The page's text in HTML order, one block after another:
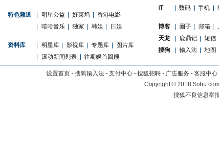
特色频道 明星公益 好莱坞
香港电影
嘻哈音乐 独家 韩娱 日娱
资料库 明星库 影视库 专题库
图片库
滚动新闻列表 往期娱首回顾
IT
数码 手机
博客 圈子 邮箱
天龙
鹿鼎记
短信
搜狗
输入法 地图
设置首页 - 搜狗输入法 - 支付中心 - 搜狐招聘 - 广告服务 - 客服中心
Copyright©2018
搜狐不良信息举